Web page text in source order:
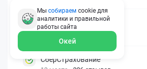
Zetta-Страхование
12 место 162 отзыва
СберСтрахование
Мы собираем cookie для
аналитики и правильной
работы сайта
Окей